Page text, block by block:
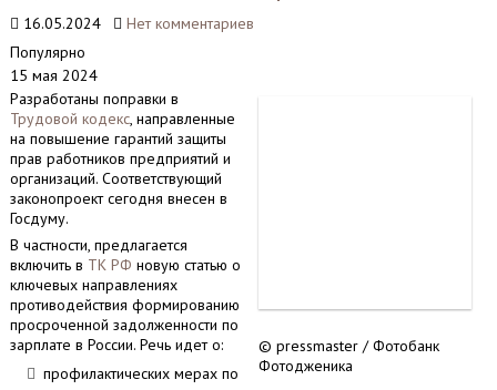
16.05.2024
Нет комментариев
Популярно
15 мая 2024
© pressmaster / Фотобанк
Фотодженика
Разработаны поправки в
Трудовой кодекс, направленные
на повышение гарантий защиты
прав работников предприятий и
организаций. Соответствующий
законопроект сегодня внесен в
Госдуму.
В частности, предлагается
включить в ТК РФ новую статью о
ключевых направлениях
противодействия формированию
просроченной задолженности по
зарплате в России. Речь идет о:
профилактических мерах по